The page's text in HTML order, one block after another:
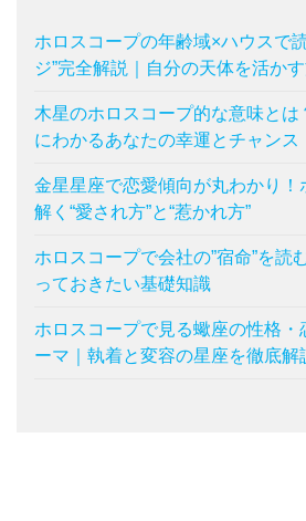
ホロスコープの年齢域×ハウスで
ジ”完全解説｜自分の天体を活か
木星のホロスコープ的な意味とは
にわかるあなたの幸運とチャンス
金星星座で恋愛傾向が丸わかり！
解く“愛され方”と“惹かれ方”
ホロスコープで会社の”宿命”を読
っておきたい基礎知識
ホロスコープで見る蠍座の性格・
ーマ｜執着と変容の星座を徹底解